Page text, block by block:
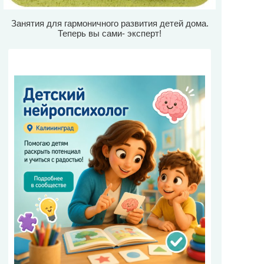
Занятия для гармоничного развития детей дома.
Теперь вы сами- эксперт!